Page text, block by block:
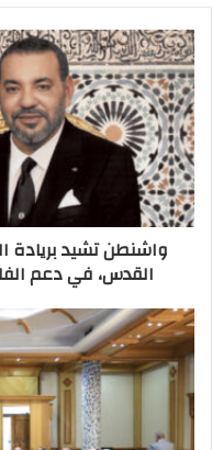
واشنطن تشيد
القدس، في دعم